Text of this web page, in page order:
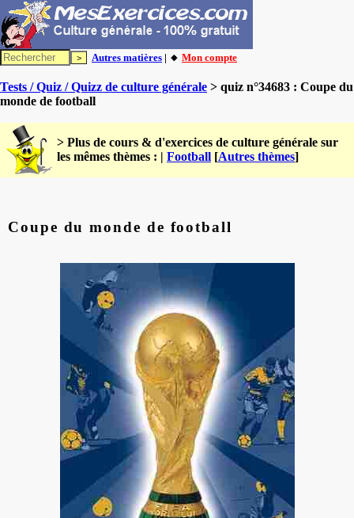
Autres matières | 🔸 Mon compte
Tests / Quiz / Quizz de culture générale > quiz n°34683 : Coupe du
monde de football
> Plus de cours & d'exercices de culture générale sur
les mêmes thèmes : | Football [Autres thèmes]
Coupe du monde de football